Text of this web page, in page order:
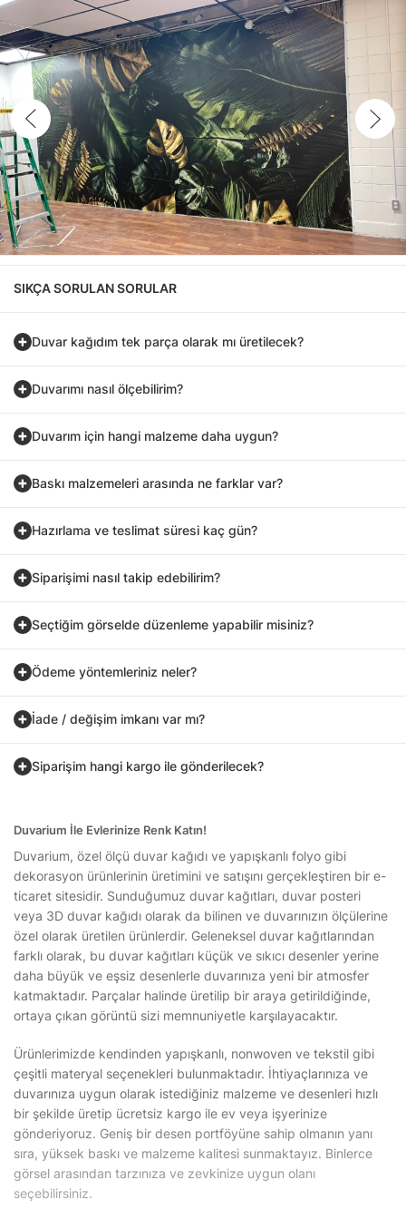
SIKÇA SORULAN SORULAR
Duvar kağıdım tek parça olarak mı üretilecek?
Duvarımı nasıl ölçebilirim?
Duvarım için hangi malzeme daha uygun?
Baskı malzemeleri arasında ne farklar var?
Hazırlama ve teslimat süresi kaç gün?
Siparişimi nasıl takip edebilirim?
Seçtiğim görselde düzenleme yapabilir misiniz?
Ödeme yöntemleriniz neler?
İade / değişim imkanı var mı?
Siparişim hangi kargo ile gönderilecek?
Duvarium İle Evlerinize Renk Katın!
Duvarium, özel ölçü duvar kağıdı ve yapışkanlı folyo gibi
dekorasyon ürünlerinin üretimini ve satışını gerçekleştiren bir e-
ticaret sitesidir. Sunduğumuz duvar kağıtları, duvar posteri
veya 3D duvar kağıdı olarak da bilinen ve duvarınızın ölçülerine
özel olarak üretilen ürünlerdir. Geleneksel duvar kağıtlarından
farklı olarak, bu duvar kağıtları küçük ve sıkıcı desenler yerine
daha büyük ve eşsiz desenlerle duvarınıza yeni bir atmosfer
katmaktadır. Parçalar halinde üretilip bir araya getirildiğinde,
ortaya çıkan görüntü sizi memnuniyetle karşılayacaktır.
Ürünlerimizde kendinden yapışkanlı, nonwoven ve tekstil gibi
çeşitli materyal seçenekleri bulunmaktadır. İhtiyaçlarınıza ve
duvarınıza uygun olarak istediğiniz malzeme ve desenleri hızlı
bir şekilde üretip ücretsiz kargo ile ev veya işyerinize
gönderiyoruz. Geniş bir desen portföyüne sahip olmanın yanı
sıra, yüksek baskı ve malzeme kalitesi sunmaktayız. Binlerce
görsel arasından tarzınıza ve zevkinize uygun olanı
seçebilirsiniz.